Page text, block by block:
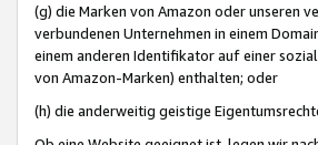
(g) die Marken von Amazon oder unseren
verbundenen Unternehmen in einem
einem anderen Identifikator auf einer
von Amazon-Marken) enthalten; oder
(h) die anderweitig geistige